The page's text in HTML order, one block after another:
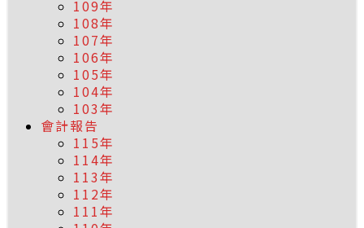
109年
108年
107年
106年
105年
104年
103年
會計報告
115年
114年
113年
112年
111年